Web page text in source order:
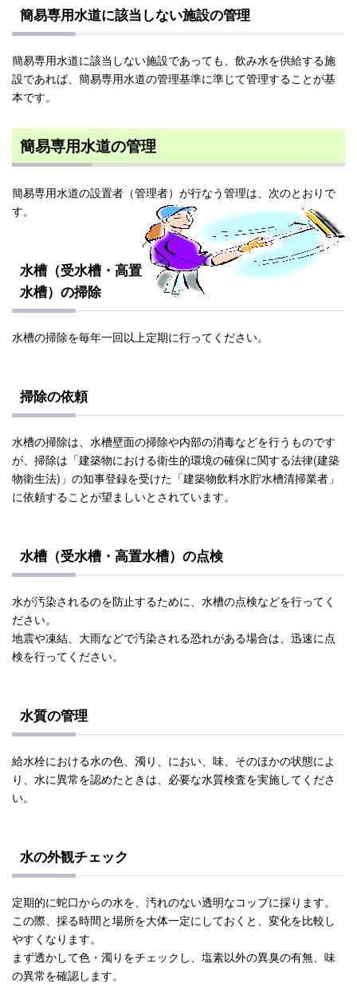
簡易専用水道に該当しない施設の管理
簡易専用水道に該当しない施設であっても、飲み水を供給する施
設であれば、簡易専用水道の管理基準に準じて管理することが基
本です。
簡易専用水道の管理
簡易専用水道の設置者（管理者）が行なう管理は、次のとおりで
す。
水槽（受水槽・高置
水槽）の掃除
水槽の掃除を毎年一回以上定期に行ってください。
掃除の依頼
水槽の掃除は、水槽壁面の掃除や内部の消毒などを行うものです
が、掃除は「建築物における衛生的環境の確保に関する法律(建築
物衛生法)」の知事登録を受けた「建築物飲料水貯水槽清掃業者」
に依頼することが望ましいとされています。
水槽（受水槽・高置水槽）の点検
水が汚染されるのを防止するために、水槽の点検などを行ってく
ださい。
地震や凍結、大雨などで汚染される恐れがある場合は、迅速に点
検を行ってください。
水質の管理
給水栓における水の色、濁り、におい、味、そのほかの状態によ
り、水に異常を認めたときは、必要な水質検査を実施してくださ
い。
水の外観チェック
定期的に蛇口からの水を、汚れのない透明なコップに採ります。
この際、採る時間と場所を大体一定にしておくと、変化を比較し
やすくなります。
まず透かして色・濁りをチェックし、塩素以外の異臭の有無、味
の異常を確認します。